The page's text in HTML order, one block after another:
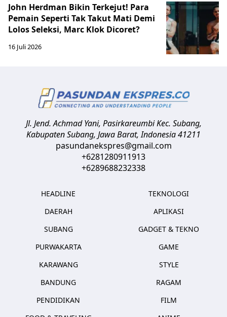
John Herdman Bikin Terkejut! Para
Pemain Seperti Tak Takut Mati Demi
Lolos Seleksi, Marc Klok Dicoret?
16 Juli 2026
Jl. Jend. Achmad Yani, Pasirkareumbi Kec. Subang,
Kabupaten Subang, Jawa Barat,Indonesia41211
pasundanekspres@gmail.com
+6281280911913
+6289688232338
HEADLINE
DAERAH
SUBANG
PURWAKARTA
KARAWANG
BANDUNG
PENDIDIKAN
TEKNOLOGI
APLIKASI
GADGET & TEKNO
GAME
STYLE
RAGAM
FILM